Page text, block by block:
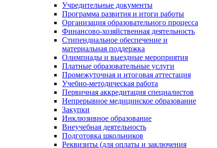
Учредительные документы
Программа развития и итоги работы
Организация образовательного процесса
Финансово-хозяйственная деятельность
Стипендиальное обеспечение и
материальная поддержка
Олимпиады и выездные мероприятия
Платные образовательные услуги
Промежуточная и итоговая аттестация
Учебно-методическая работа
Первичная аккредитация специалистов
Непрерывное медицинское образование
Закупки
Инклюзивное образование
Внеучебная деятельность
Подготовка школьников
Реквизиты (для оплаты и заключения